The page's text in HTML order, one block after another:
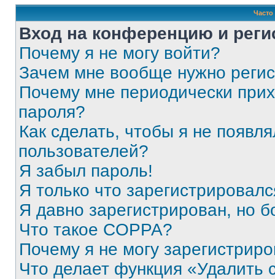
Вход на конференцию и
Почему я не могу войти?
Зачем мне вообще нужно
Почему мне периодически
пароля?
Как сделать, чтобы я не
пользователей?
Я забыл пароль!
Я только что
Я давно зарегистрирован, но
Что такое COPPA?
Почему я не могу
Что делает функция «Удалить